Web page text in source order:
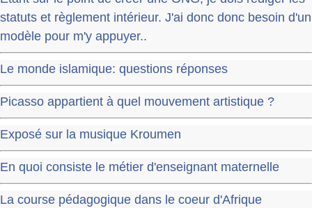
statuts et règlement intérieur. J'ai donc donc besoin d'un
modèle pour m'y appuyer..
Le monde islamique: questions réponses
Picasso appartient à quel mouvement artistique ?
Exposé sur la musique Kroumen
En quoi consiste le métier d'enseignant maternelle
La course pédagogique dans le coeur d'Afrique